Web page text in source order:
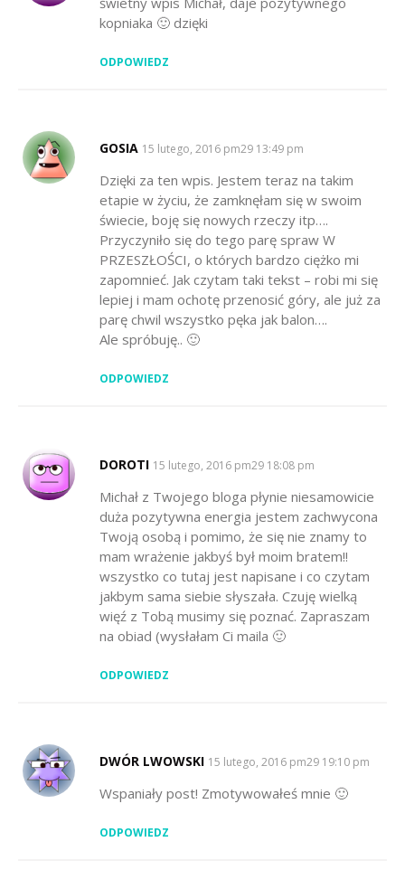
kopniaka 🙂 dzięki
ODPOWIEDZ
GOSIA SAYS:
15 lutego, 2016 pm29 13:49 pm
Dzięki za ten wpis. Jestem teraz na takim
etapie w życiu, że zamknęłam się w swoim
świecie, boję się nowych rzeczy itp….
Przyczyniło się do tego parę spraw W
PRZESZŁOŚCI, o których bardzo ciężko mi
zapomnieć. Jak czytam taki tekst – robi mi się
lepiej i mam ochotę przenosić góry, ale już za
parę chwil wszystko pęka jak balon….
Ale spróbuję.. 🙂
ODPOWIEDZ
DOROTI SAYS:
15 lutego, 2016 pm29 18:08 pm
Michał z Twojego bloga płynie niesamowicie
duża pozytywna energia jestem zachwycona
Twoją osobą i pomimo, że się nie znamy to
mam wrażenie jakbyś był moim bratem!!
wszystko co tutaj jest napisane i co czytam
jakbym sama siebie słyszała. Czuję wielką
więź z Tobą musimy się poznać. Zapraszam
na obiad (wysłałam Ci maila 🙂
ODPOWIEDZ
DWÓR LWOWSKI SAYS:
15 lutego, 2016 pm29 19:10 pm
Wspaniały post! Zmotywowałeś mnie 🙂
ODPOWIEDZ